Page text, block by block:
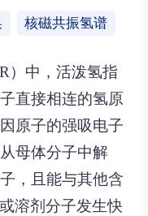
核磁共振氢谱
）中，活泼氢指
直接相连的氢原
原子的强吸电子
母体分子中解
，且能与其他含
溶剂分子发生快